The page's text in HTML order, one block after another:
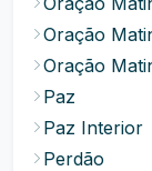
Oração
Oração
Paz
Paz Interior
Perdão